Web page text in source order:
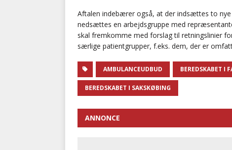
Aftalen indebærer også, at der indsættes to
nedsættes en arbejdsgruppe med
skal fremkomme med forslag til retningslinier
særlige patientgrupper, f.eks. dem, der er
AMBULANCEUDBUD BEREDSKABET I
BEREDSKABET I SAKSKØBING
ANNONCE